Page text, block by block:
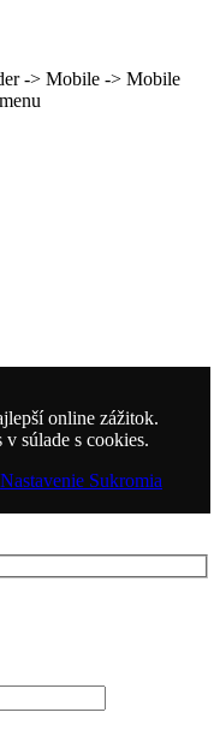
-> Mobile -> Mobile
online zážitok.
súlade s cookies.
Nastavenie Sukromia